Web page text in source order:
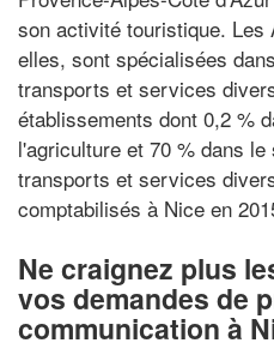
son activité touristique. Les
elles, sont spécialisées
transports et services
établissements dont 0,2 %
l'agriculture et 70 % dans
transports et services
comptabilisés à Nice en
Ne craignez plus
vos demandes de
communication à